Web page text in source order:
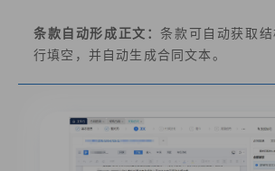
条款自动形成正文：条款可自动获取
行填空，并自动生成合同文本。